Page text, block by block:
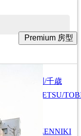
幌/江別/当別/千歳
EBETSU/
圏全域
ZENNIKI
Premium 房型